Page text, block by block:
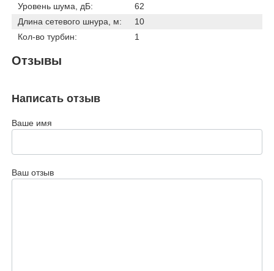
Уровень шума, дБ:
62
Длина сетевого шнура, м:
10
Кол-во турбин:
1
Отзывы
Написать отзыв
Ваше имя
Ваш отзыв